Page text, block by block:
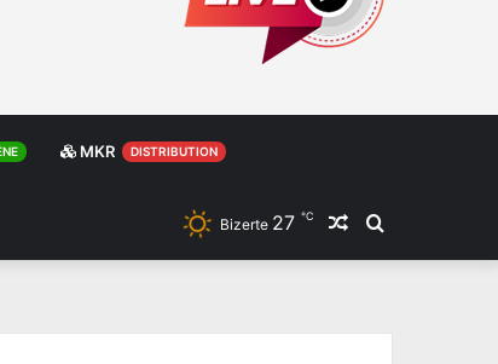
MKR DISTRIBUTION
Rechercher
Article
Bizerte 27 ℃